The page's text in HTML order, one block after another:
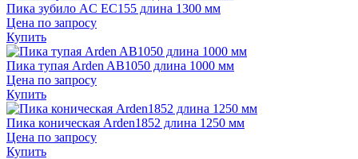
Пика зубило AC EC155 длина 1300 мм
Цена по запросу
Купить
Пика тупая Arden AB1050 длина 1000 мм
Цена по запросу
Купить
Пика коническая Arden1852 длина 1250 мм
Цена по запросу
Купить